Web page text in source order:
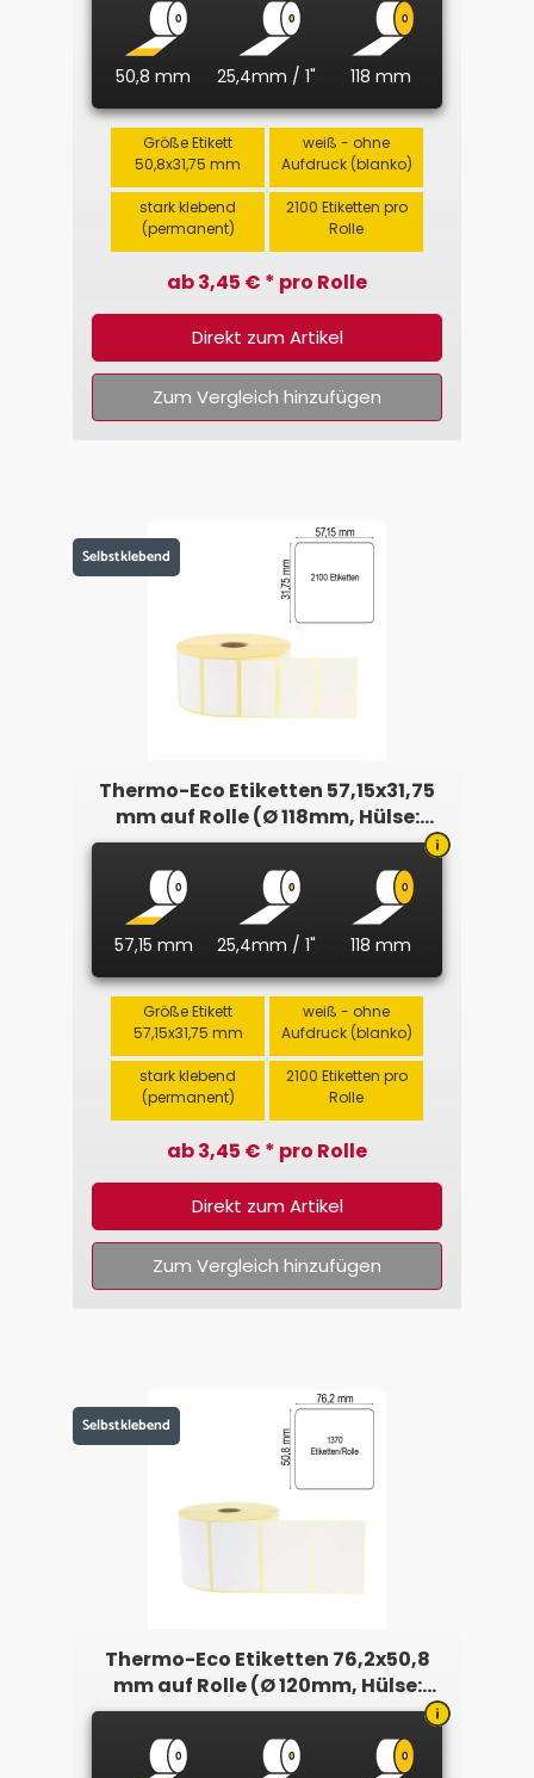
50,8 mm 25,4mm / 1" 118 mm
Größe Etikett
50,8x31,75 mm
weiß - ohne
Aufdruck (blanko)
stark klebend
(permanent)
2100 Etiketten pro
Rolle
ab 3,45 € * pro Rolle
Direkt zum Artikel
Zum Vergleich hinzufügen
Selbstklebend
Thermo-Eco Etiketten 57,15x31,75
mm auf Rolle (Ø 118mm, Hülse:
25,4mm)
57,15 mm 25,4mm / 1" 118 mm
Größe Etikett
57,15x31,75 mm
weiß - ohne
Aufdruck (blanko)
stark klebend
(permanent)
2100 Etiketten pro
Rolle
ab 3,45 € * pro Rolle
Direkt zum Artikel
Zum Vergleich hinzufügen
Selbstklebend
Thermo-Eco Etiketten 76,2x50,8
mm auf Rolle (Ø 120mm, Hülse:
25,4mm)